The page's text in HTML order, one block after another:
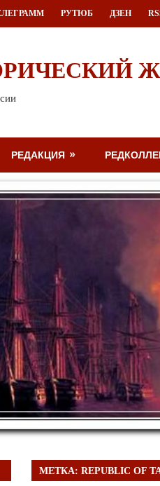
РУТЮБ ДЗЕН
РЕДАКЦИЯ
МЕТКА:REPUBLIC OF